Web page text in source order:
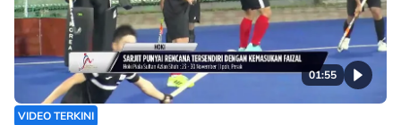
01:55
VIDEO TERKINI